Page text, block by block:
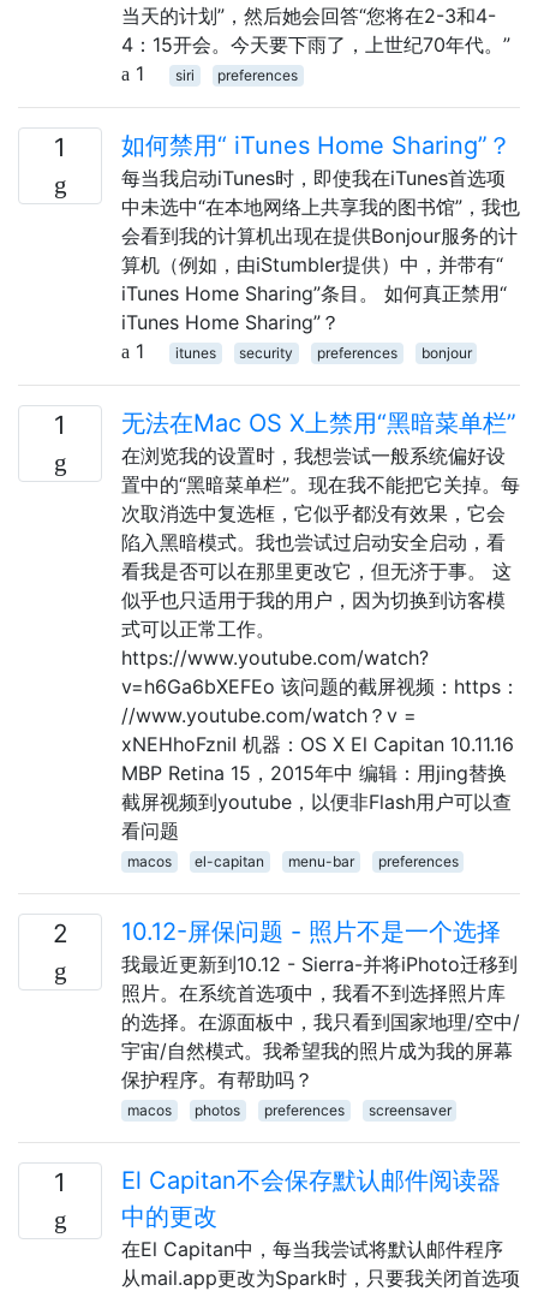
当天的计划”，然后她会回答“您将在2-3和4-
4：15开会。今天要下雨了，上世纪70年代。”
1
siri preferences
1 如何禁用“ iTunes Home Sharing”？
每当我启动iTunes时，即使我在iTunes首选项
中未选中“在本地网络上共享我的图书馆”，我也
会看到我的计算机出现在提供Bonjour服务的计
算机（例如，由iStumbler提供）中，并带有“
iTunes Home Sharing”条目。 如何真正禁用“
iTunes Home Sharing”？
1
itunes security preferences bonjour
1 无法在Mac OS X上禁用“黑暗菜单栏”
在浏览我的设置时，我想尝试一般系统偏好设
置中的“黑暗菜单栏”。现在我不能把它关掉。每
次取消选中复选框，它似乎都没有效果，它会
陷入黑暗模式。我也尝试过启动安全启动，看
看我是否可以在那里更改它，但无济于事。 这
似乎也只适用于我的用户，因为切换到访客模
式可以正常工作。
https://www.youtube.com/watch?
v=h6Ga6bXEFEo 该问题的截屏视频：https：
//www.youtube.com/watch？v =
xNEHhoFzniI 机器：OS X El Capitan 10.11.16
MBP Retina 15，2015年中 编辑：用jing替换
截屏视频到youtube，以便非Flash用户可以查
看问题
macos el-capitan menu-bar preferences
2 10.12-屏保问题 - 照片不是一个选择
我最近更新到10.12 - Sierra-并将iPhoto迁移到
照片。在系统首选项中，我看不到选择照片库
的选择。在源面板中，我只看到国家地理/空中/
宇宙/自然模式。我希望我的照片成为我的屏幕
保护程序。有帮助吗？
macos photos preferences screensaver
1
El Capitan不会保存默认邮件阅读器
中的更改
在El Capitan中，每当我尝试将默认邮件程序
从mail.app更改为Spark时，只要我关闭首选项